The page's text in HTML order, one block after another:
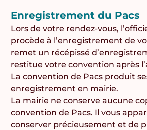
Enregistrement du Pacs
Lors de votre rendez-vous,
procède à l’enregistrement de
remet un récépissé
restitue votre convention après
La convention de Pacs produit
enregistrement en mairie.
La mairie ne conserve aucune
convention de Pacs. Il vous
conserver précieusement et de